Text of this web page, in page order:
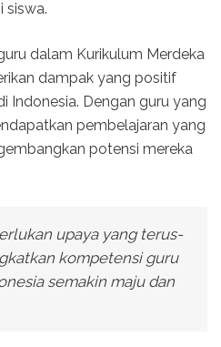
siswa.
dalam Kurikulum Merdeka
dampak yang positif
Indonesia. Dengan guru yang
pembelajaran yang
potensi mereka
upaya yang terus-
kompetensi guru
semakin maju dan